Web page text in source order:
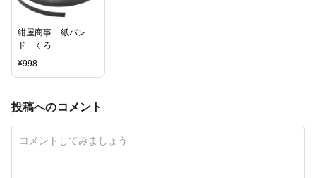
紺屋商事 紙バン
ド くろ
¥998
投稿へのコメント